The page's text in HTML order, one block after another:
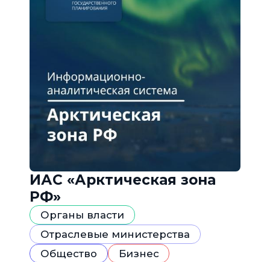
ИАС «Арктическая зона
РФ»
Органы власти
Отраслевые министерства
Общество
Бизнес